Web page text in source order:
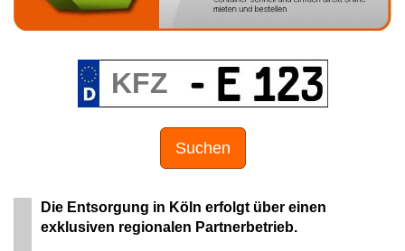
Suchen
Die Entsorgung in Köln erfolgt über einen
exklusiven regionalen Partnerbetrieb.